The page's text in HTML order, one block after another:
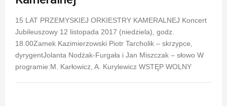
15 LAT PRZEMYSKIEJ ORKIESTRY KAMERALNEJ Koncert
Jubileuszowy 12 listopada 2017 (niedziela), godz.
18.00Zamek Kazimierzowski Piotr Tarcholik – skrzypce,
dyrygentJolanta Nodżak-Furgała i Jan Miszczak – słowo W
programie:M. Karłowicz, A. Kurylewicz WSTĘP WOLNY